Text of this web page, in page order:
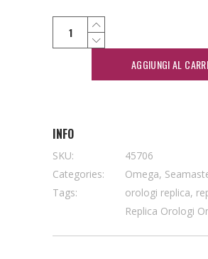
AGGIUNGI AL
INFO
SKU:
45706
Categories:
Omega,
Tags:
orologi replica,
Replica Orologi